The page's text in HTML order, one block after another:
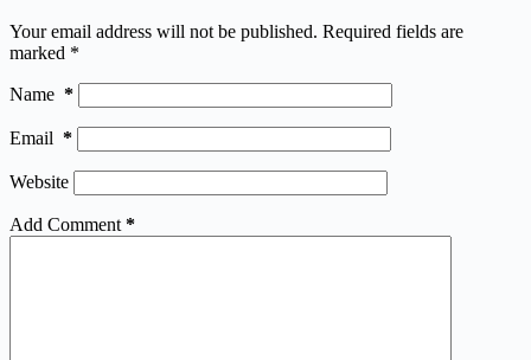
Your email address will not be published. Required fields are
marked *
Name *
Email *
Website
Add Comment *